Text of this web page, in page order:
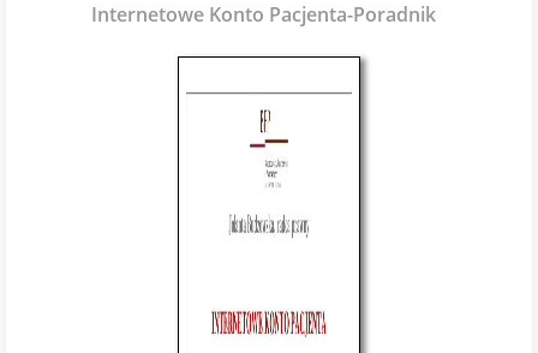
Internetowe Konto Pacjenta-Poradnik